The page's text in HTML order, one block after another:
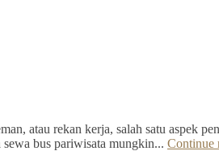
atau rekan kerja, salah satu aspek
bus pariwisata mungkin... Continue